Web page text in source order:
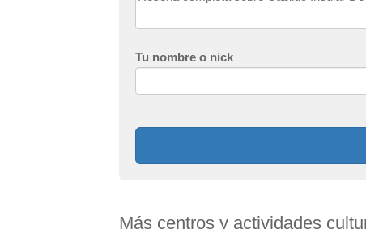
Tu nombre o nick
Más centros y actividades